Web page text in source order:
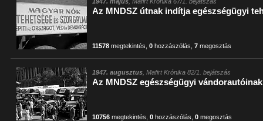
Az MNDSZ útnak indítja egészségügyi
11578 megtekintés ,0 hozzászólás ,7 megosztás
1947. augusztus , Mafirt Krónika 82/1. bejátszás
Az MNDSZ egészségügyi
10756 megtekintés ,0 hozzászólás ,0 megosztás